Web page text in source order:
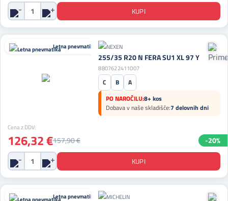
Letna pnevmatika
255/35 R20 N FERA SU1 XL 97 Y
8807622411007
C B
A
PO NAROČILU:8+ kos
Dobava v naše skladišče:7 delovnih dni
Cena z DDV:
126,32 €157,90 € -20%
Letna pnevmatika